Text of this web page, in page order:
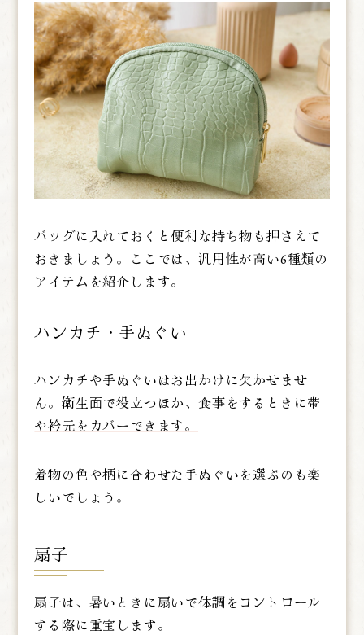
バッグに入れておくと便利な持ち物も押さえて
おきましょう。ここでは、汎用性が高い6種類の
アイテムを紹介します。
ハンカチ・手ぬぐい
ハンカチや手ぬぐいはお出かけに欠かせませ
ん。衛生面で役立つほか、食事をするときに帯
や衿元をカバーできます。
着物の色や柄に合わせた手ぬぐいを選ぶのも楽
しいでしょう。
扇子
扇子は、暑いときに扇いで体調をコントロール
する際に重宝します。